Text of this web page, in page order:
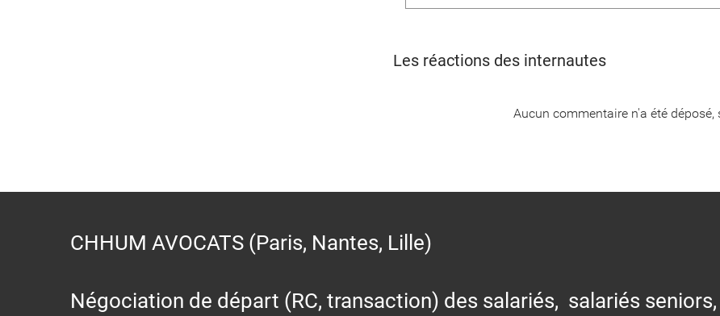
Les réactions des internautes
Aucun commentaire n'a été
CHHUM AVOCATS (Paris, Nantes, Lille)
Négociation de départ (RC, transaction) des salariés, salariés